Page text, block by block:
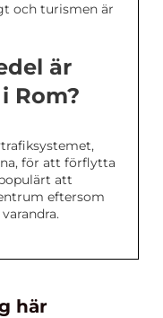
och turismen är
är
Rom?
för att förflytta
att
eftersom
här